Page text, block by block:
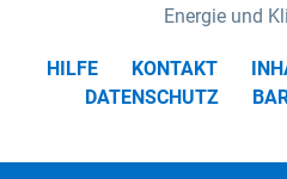
Energie und
HILFE KONTAKT
DATENSCHUTZ